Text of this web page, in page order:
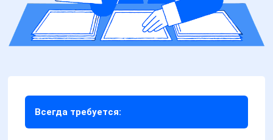
Всегда требуется: